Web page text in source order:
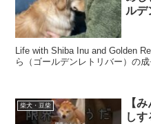
ルデ
Life with Shiba Inu and Golden
ら（ゴールデンレトリバー）の
柴犬・豆柴
【
し